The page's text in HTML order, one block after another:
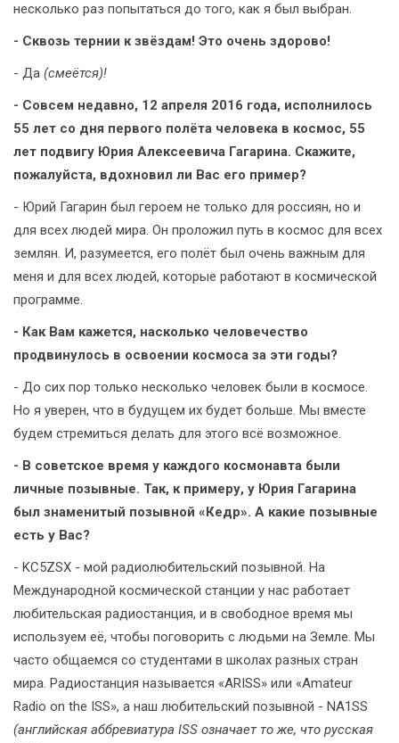
несколько раз попытаться до того, как я был выбран.
- Сквозь тернии к звёздам! Это очень здорово!
- Да (смеётся)!
- Совсем недавно, 12 апреля 2016 года, исполнилось
55 лет со дня первого полёта человека в космос, 55
лет подвигу Юрия Алексеевича Гагарина. Скажите,
пожалуйста, вдохновил ли Вас его пример?
- Юрий Гагарин был героем не только для россиян, но и
для всех людей мира. Он проложил путь в космос для всех
землян. И, разумеется, его полёт был очень важным для
меня и для всех людей, которые работают в космической
программе.
- Как Вам кажется, насколько человечество
продвинулось в освоении космоса за эти годы?
- До сих пор только несколько человек были в космосе.
Но я уверен, что в будущем их будет больше. Мы вместе
будем стремиться делать для этого всё возможное.
- В советское время у каждого космонавта были
личные позывные. Так, к примеру, у Юрия Гагарина
был знаменитый позывной «Кедр». А какие позывные
есть у Вас?
- KC5ZSX - мой радиолюбительский позывной. На
Международной космической станции у нас работает
любительская радиостанция, и в свободное время мы
используем её, чтобы поговорить с людьми на Земле. Мы
часто общаемся со студентами в школах разных стран
мира. Радиостанция называется «ARISS» или «Amateur
Radio on the ISS», а наш любительский позывной - NA1SS
(английская аббревиатура ISS означает то же, что русская